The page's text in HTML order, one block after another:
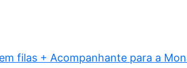
filas + Acompanhante para a